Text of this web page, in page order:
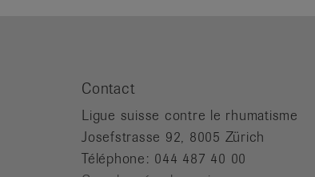
Contact
Ligue suisse contre le rhumatisme
Josefstrasse 92, 8005 Zürich
Téléphone: 044 487 40 00